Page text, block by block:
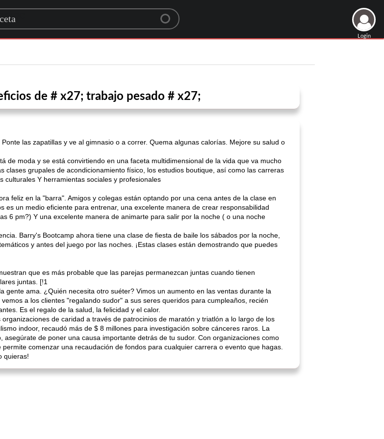
Login
de # x27; trabajo pesado # x27;
las zapatillas y ve al gimnasio o a correr. Quema algunas calorías. Mejore su salud o
de moda y se está convirtiendo en una faceta multidimensional de la vida que va mucho
clases grupales de acondicionamiento físico, los estudios boutique, así como las carreras
Y herramientas sociales y profesionales
feliz en la "barra". Amigos y colegas están optando por una cena antes de la clase en
es un medio eficiente para entrenar, una excelente manera de crear responsabilidad
6 pm?) Y una excelente manera de animarte para salir por la noche ( o una noche
Barry's Bootcamp ahora tiene una clase de fiesta de baile los sábados por la noche,
y antes del juego por las noches. ¡Estas clases están demostrando que puedes
que es más probable que las parejas permanezcan juntas cuando tienen
juntas. [!1
gente ama. ¿Quién necesita otro suéter? Vimos un aumento en las ventas durante la
a los clientes "regalando sudor" a sus seres queridos para cumpleaños, recién
Es el regalo de la salud, la felicidad y el calor.
de caridad a través de patrocinios de maratón y triatlón a lo largo de los
indoor, recaudó más de $ 8 millones para investigación sobre cánceres raros. La
de poner una causa importante detrás de tu sudor. Con organizaciones como
comenzar una recaudación de fondos para cualquier carrera o evento que hagas.
quieras!